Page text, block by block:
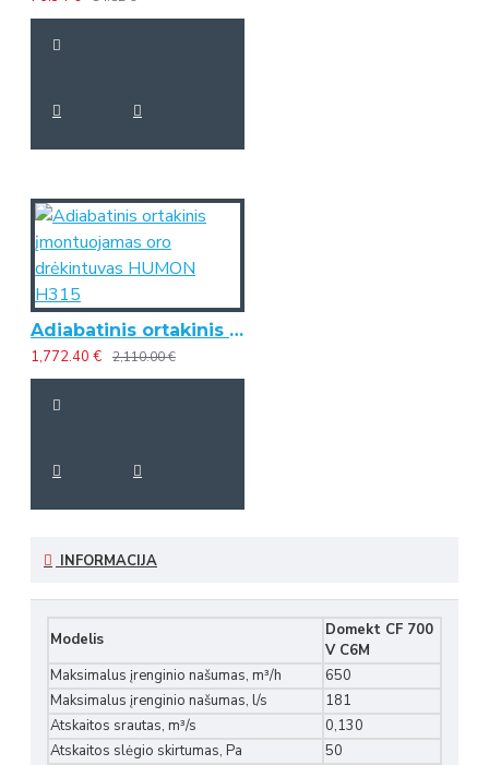
Adiabatinis ortakinis įmontuojamas oro drėkintuvas HUMON H315
1,772.40 € 2,110.00 €
INFORMACIJA
Modelis
Domekt CF 700
V C6M
Maksimalus įrenginio našumas, m³/h
650
Maksimalus įrenginio našumas, l/s
181
Atskaitos srautas, m³/s
0,130
Atskaitos slėgio skirtumas, Pa
50